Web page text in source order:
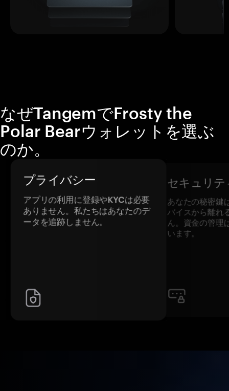
なぜTangemでFrosty the
Polar Bearウォレットを選ぶ
のか。
プライバシー
アプリの利用に登録やKYCは必要
ありません。私たちはあなたのデ
ータを追跡しません。
セキュリテ
あなたの秘密鍵
バイスから離れ
ん。資金の管理
います。